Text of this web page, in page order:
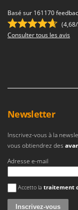
Basé sur 161170
Consulter tous les avis
Newsletter
Inscrivez-vous à la
vous obtiendrez des
Adresse e-mail
Une erreur est survenue
Accetto la traitement